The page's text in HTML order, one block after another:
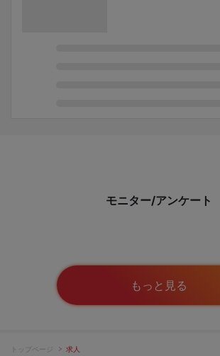
モニター/アンケート
もっと見る
トップページ 求人